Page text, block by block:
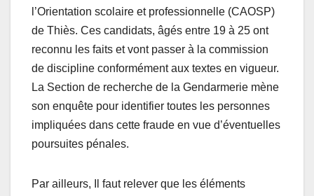
l’Orientation scolaire et professionnelle (CAOSP)
de Thiès. Ces candidats, âgés entre 19 à 25 ont
reconnu les faits et vont passer à la commission
de discipline conformément aux textes en vigueur.
La Section de recherche de la Gendarmerie mène
son enquête pour identifier toutes les personnes
impliquées dans cette fraude en vue d’éventuelles
poursuites pénales.
Par ailleurs, Il faut relever que les éléments